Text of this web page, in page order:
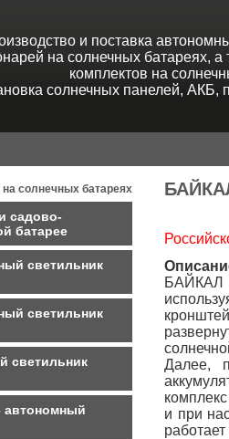
и поставка
на солнечных батареях,
комплектов на
солнечных панелей, АКБ,
солнечных батареях
садово-
батарее
светильник
светильник
светильник
БАЙКАЛ
Далее,
и при